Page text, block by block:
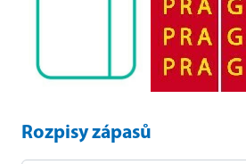
Rozpisy zápasů